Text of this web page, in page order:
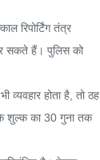
रिपोर्टिंग तंत्र
सकते हैं। पुलिस को
व्यवहार होता है, तो ठह
के शुल्क का 30 गुना तक